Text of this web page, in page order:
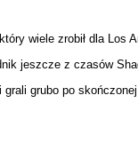
wiele zrobił dla Los
jeszcze z czasów
grubo po